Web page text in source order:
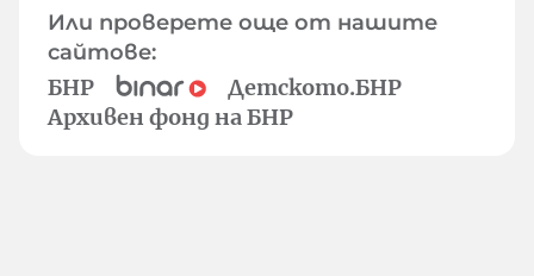
Или проверете още от нашите
сайтове:
БНР
Детското.БНР
Архивен фонд на БНР